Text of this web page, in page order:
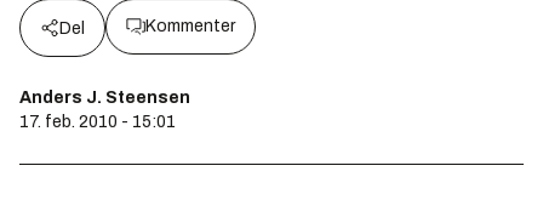
Del Kommenter
Anders J. Steensen
17. feb. 2010 - 15:01